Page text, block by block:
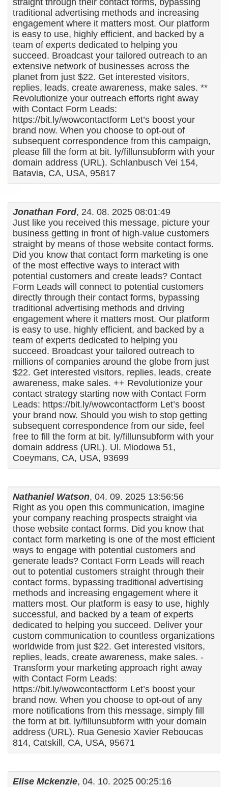
straight through their contact forms, bypassing
traditional advertising methods and increasing
engagement where it matters most. Our platform
is easy to use, highly efficient, and backed by a
team of experts dedicated to helping you
succeed. Broadcast your tailored outreach to an
extensive network of businesses across the
planet from just $22. Get interested visitors,
replies, leads, create awareness, make sales. **
Revolutionize your outreach efforts right away
with Contact Form Leads:
https://bit.ly/wowcontactform Let’s boost your
brand now. When you choose to opt-out of
subsequent correspondence from this campaign,
please fill the form at bit. ly/fillunsubform with your
domain address (URL). Schlanbusch Vei 154,
Batavia, CA, USA, 95817
Jonathan Ford, 24. 08. 2025 08:01:49
Just like you received this message, picture your
business getting in front of high-value customers
straight by means of those website contact forms.
Did you know that contact form marketing is one
of the most effective ways to interact with
potential customers and create leads? Contact
Form Leads will connect to potential customers
directly through their contact forms, bypassing
traditional advertising methods and driving
engagement where it matters most. Our platform
is easy to use, highly efficient, and backed by a
team of experts dedicated to helping you
succeed. Broadcast your tailored outreach to
millions of companies around the globe from just
$22. Get interested visitors, replies, leads, create
awareness, make sales. ++ Revolutionize your
contact strategy starting now with Contact Form
Leads: https://bit.ly/wowcontactform Let’s boost
your brand now. Should you wish to stop getting
subsequent correspondence from our side, feel
free to fill the form at bit. ly/fillunsubform with your
domain address (URL). Ul. Miodowa 51,
Coeymans, CA, USA, 93699
Nathaniel Watson, 04. 09. 2025 13:56:56
Right as you open this communication, imagine
your company reaching prospects straight via
those website contact forms. Did you know that
contact form marketing is one of the most efficient
ways to engage with potential customers and
generate leads? Contact Form Leads will reach
out to potential customers straight through their
contact forms, bypassing traditional advertising
methods and increasing engagement where it
matters most. Our platform is easy to use, highly
successful, and backed by a team of experts
dedicated to helping you succeed. Deliver your
custom communication to countless organizations
worldwide from just $22. Get interested visitors,
replies, leads, create awareness, make sales. -
Transform your marketing approach right away
with Contact Form Leads:
https://bit.ly/wowcontactform Let’s boost your
brand now. When you choose to opt-out of any
more notifications from this message, simply fill
the form at bit. ly/fillunsubform with your domain
address (URL). Rua Genesio Xavier Reboucas
814, Catskill, CA, USA, 95671
Elise Mckenzie, 04. 10. 2025 00:25:16